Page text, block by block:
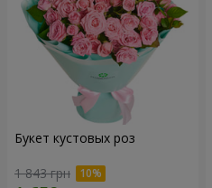
Букет кустовых роз
1 843 грн